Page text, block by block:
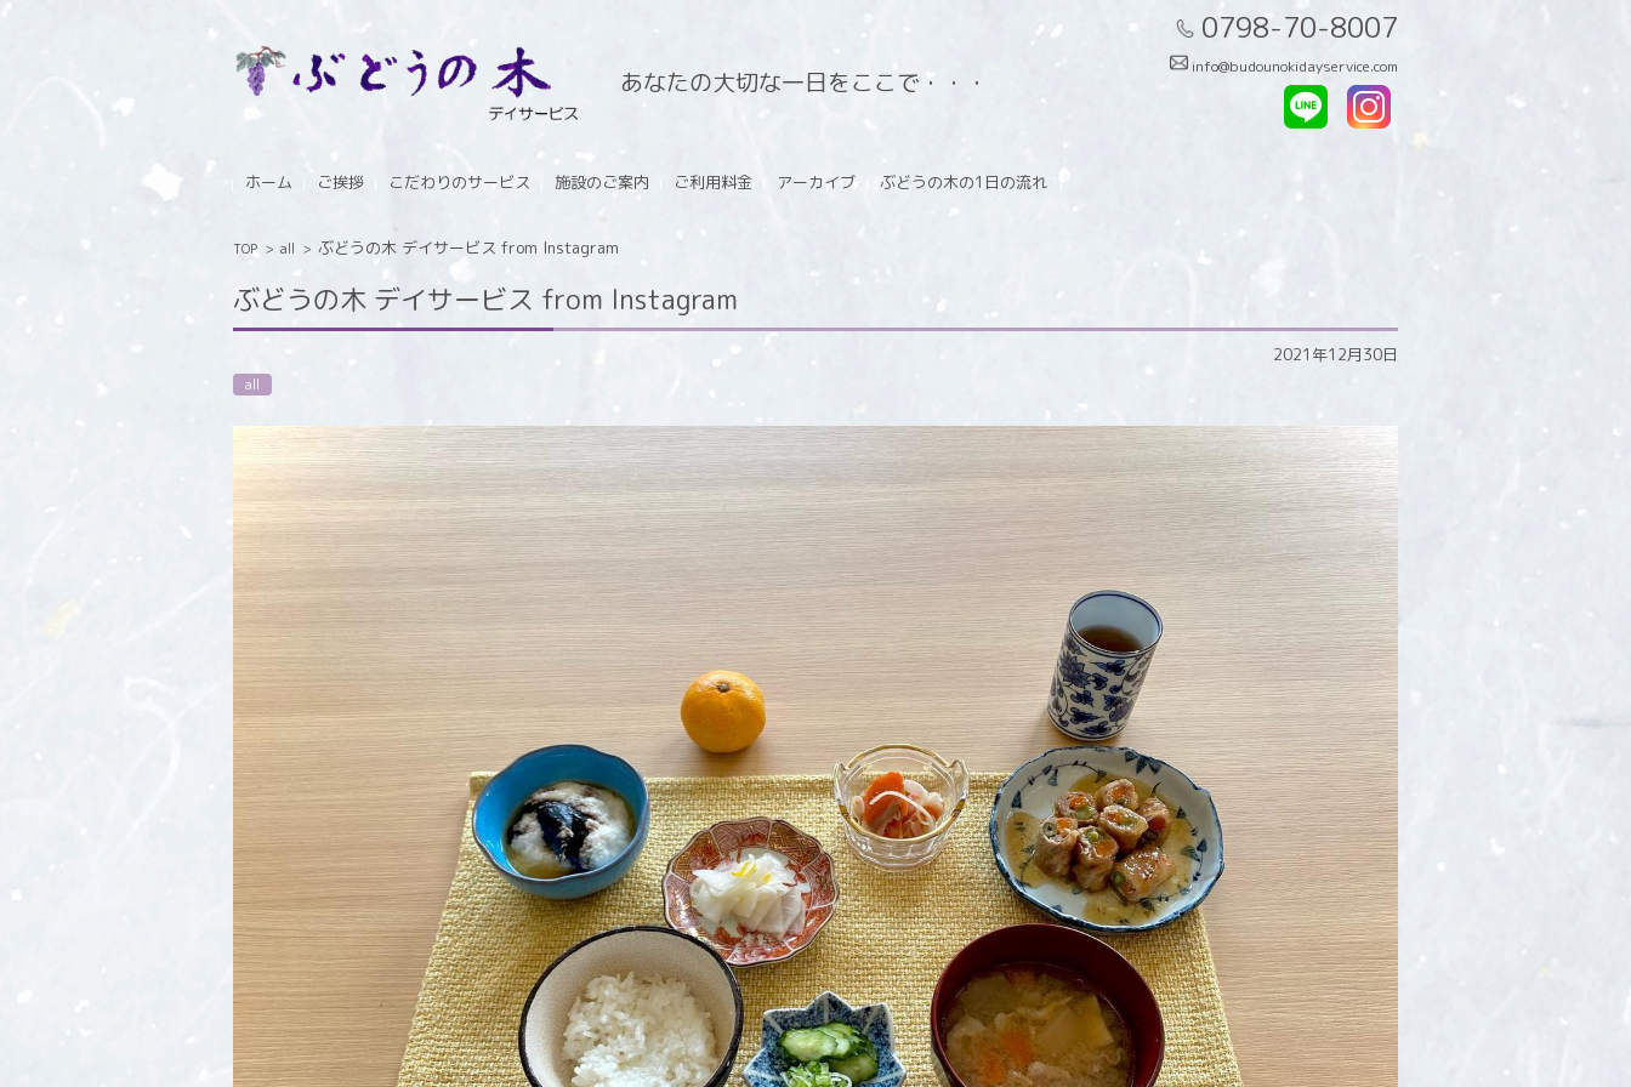
あなたの大切な一日をここで・・・
0798-70-8007
info@budounokidayservice.com
ホーム
ご挨拶 こだわりのサービス 施設のご案内 ご利用料金 アーカイブ ぶどうの木の1日の流れ
TOP > all > ぶどうの木 デイサービス from Instagram
ぶどうの木 デイサービス from Instagram
2021年12月30日
all